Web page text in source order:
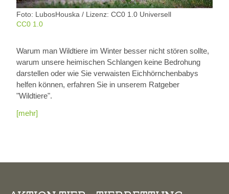
Foto: LubosHouska / Lizenz: CC0 1.0 Universell
CC0 1.0
Warum man Wildtiere im Winter besser nicht stören sollte,
warum unsere heimischen Schlangen keine Bedrohung
darstellen oder wie Sie verwaisten Eichhörnchenbabys
helfen können, erfahren Sie in unserem Ratgeber
"Wildtiere".
[mehr]